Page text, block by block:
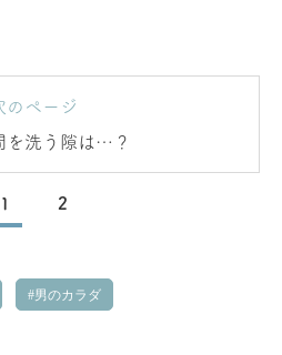
のページ
を洗う隙は…？
1 2
男のカラダ